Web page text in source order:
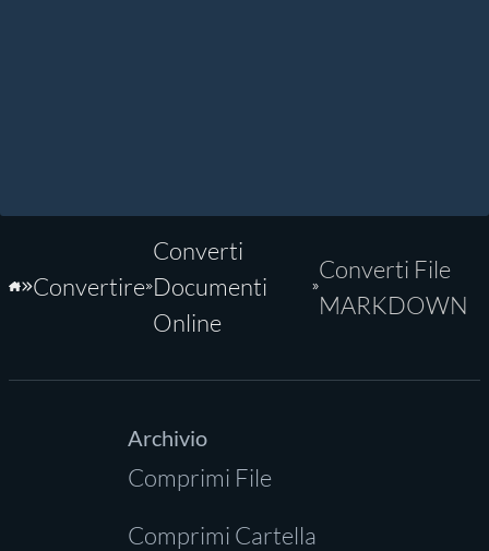
Home
Convertire
Converti
Documenti
Online
Converti File
MARKDOWN
Archivio
Comprimi File
Comprimi Cartella